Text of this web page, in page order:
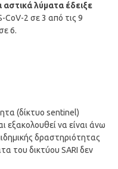
αστικά λύματα έδειξε
CoV-2 σε 3 από τις 9
6.
(δίκτυο sentinel)
εξακολουθεί να είναι άνω
δραστηριότητας
του δικτύου SARI δεν